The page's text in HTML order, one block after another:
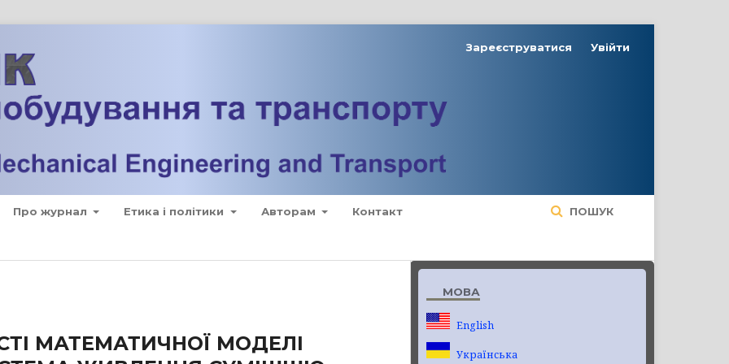
Про журнал Етика і політики Авторам Контакт ПОШУК
Зареєструватися Увійти
МАТЕМАТИЧНОЇ МОДЕЛІ
МОВА
English
Українська